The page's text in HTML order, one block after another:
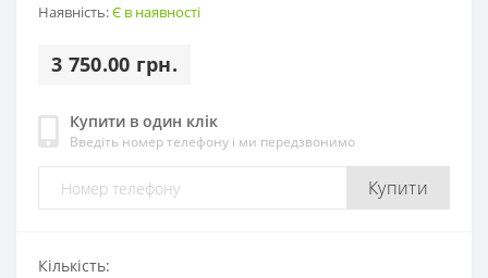
Наявність:Є в наявності
3 750.00 грн.
Купити в один клік
Введіть номер телефону і ми передзвонимо
Купити
Кількість: